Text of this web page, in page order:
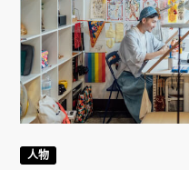
人物